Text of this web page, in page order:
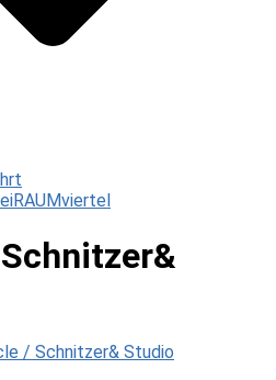
/ Schnitzer& Studio